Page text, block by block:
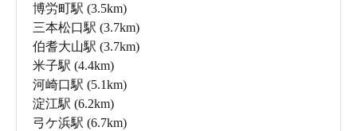
博労町駅 (3.5km)
三本松口駅 (3.7km)
伯耆大山駅 (3.7km)
米子駅 (4.4km)
河崎口駅 (5.1km)
淀江駅 (6.2km)
弓ケ浜駅 (6.7km)